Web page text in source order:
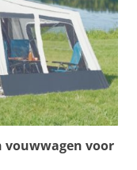
vouwwagen voor